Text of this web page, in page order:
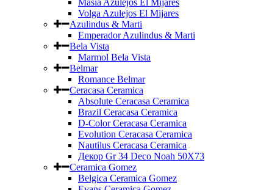
Masia Azulejos El Mijares
Volga Azulejos El Mijares
Azulindus & Marti
Emperador Azulindus & Marti
Bela Vista
Marmol Bela Vista
Belmar
Romance Belmar
Ceracasa Ceramica
Absolute Ceracasa Ceramica
Brazil Ceracasa Ceramica
D-Color Ceracasa Ceramica
Evolution Ceracasa Ceramica
Nautilus Ceracasa Ceramica
Декор Gr 34 Deco Noah 50Х73
Ceramica Gomez
Belgica Ceramica Gomez